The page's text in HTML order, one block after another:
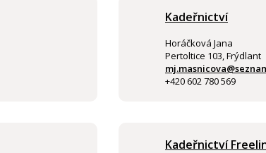
Kadeřnictví
Horáčková Jana
Pertoltice 103, Frýdlant
+420 602 780 569
Kadeřnictví